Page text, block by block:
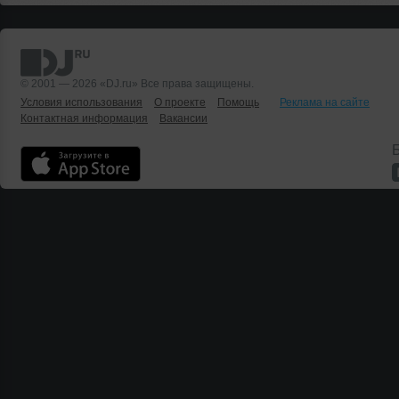
© 2001 — 2026 «DJ.ru» Все права защищены.
Условия использования
О проекте Помощь
Реклама на сайте
Контактная информация
Вакансии